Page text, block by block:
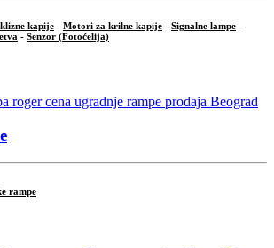
kapije - Motori za krilne kapije - Signalne lampe -
- Senzor (Fotoćelija)
rampe